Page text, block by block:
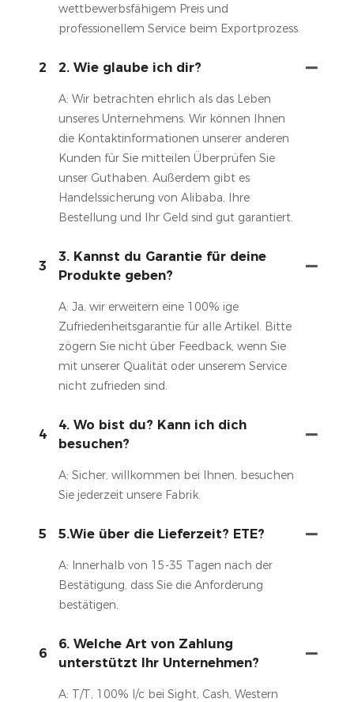
wettbewerbsfähigem Preis und
professionellem Service beim Exportprozess.
2 2. Wie glaube ich dir?
A: Wir betrachten ehrlich als das Leben
unseres Unternehmens. Wir können Ihnen
die Kontaktinformationen unserer anderen
Kunden für Sie mitteilen Überprüfen Sie
unser Guthaben. Außerdem gibt es
Handelssicherung von Alibaba, Ihre
Bestellung und Ihr Geld sind gut garantiert.
3
3. Kannst du Garantie für deine
Produkte geben?
A: Ja, wir erweitern eine 100% ige
Zufriedenheitsgarantie für alle Artikel. Bitte
zögern Sie nicht über Feedback, wenn Sie
mit unserer Qualität oder unserem Service
nicht zufrieden sind.
4
4. Wo bist du? Kann ich dich
besuchen?
A: Sicher, willkommen bei Ihnen, besuchen
Sie jederzeit unsere Fabrik.
5 5.Wie über die Lieferzeit? ETE?
A: Innerhalb von 15-35 Tagen nach der
Bestätigung, dass Sie die Anforderung
bestätigen.
6
6. Welche Art von Zahlung
unterstützt Ihr Unternehmen?
A: T/T, 100% l/c bei Sight, Cash, Western